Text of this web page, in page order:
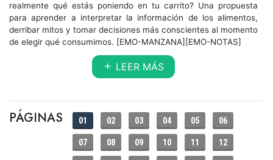
realmente qué estás poniendo en tu carrito? Una propuesta
para aprender a interpretar la información de los alimentos,
derribar mitos y tomar decisiones más conscientes al momento
de elegir qué consumimos. [EMO-MANZANA][EMO-NOTAS]
LEER MÁS
PÁGINAS 01 02 03 04 05 06
07 08 09 10 11 12